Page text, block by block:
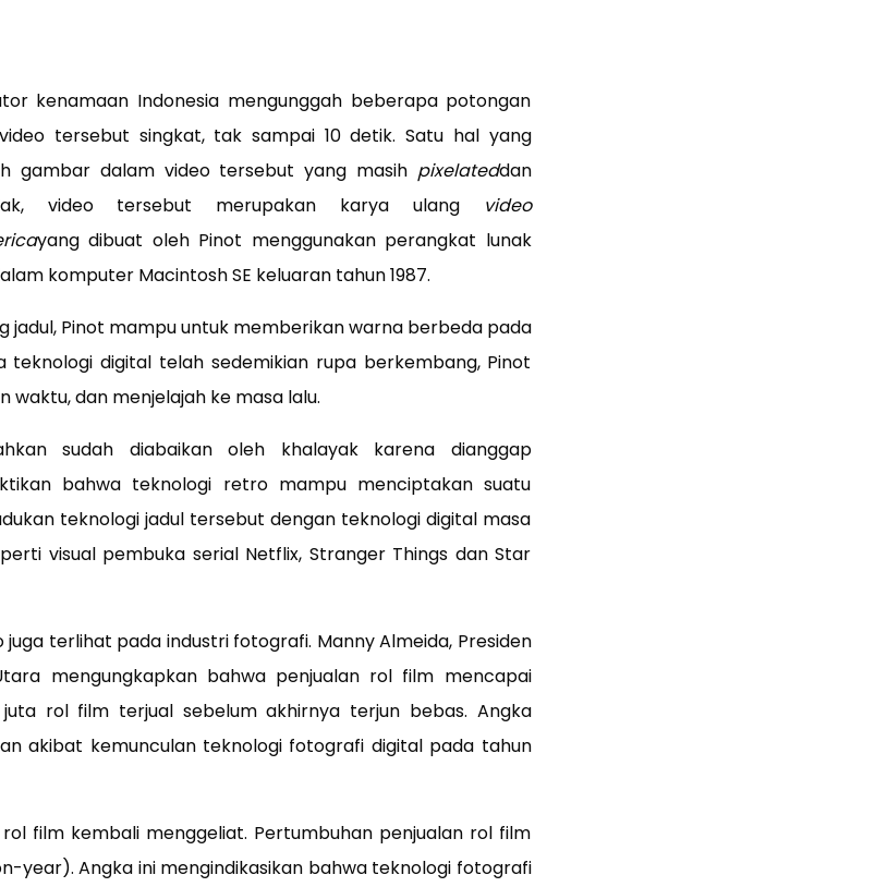
kenamaan Indonesia mengunggah beberapa potongan
tersebut singkat, tak sampai 10 detik. Satu hal yang
gambar dalam video tersebut yang masih pixelateddan
video tersebut merupakan karya ulang
video
yang dibuat oleh Pinot menggunakan perangkat lunak
komputer Macintosh SE keluaran tahun 1987.
jadul, Pinot mampu untuk memberikan warna berbeda pada
teknologi digital telah sedemikian rupa berkembang, Pinot
waktu, dan menjelajah ke masa lalu.
sudah diabaikan oleh khalayak karena dianggap
bahwa teknologi retro mampu menciptakan suatu
teknologi jadul tersebut dengan teknologi digital masa
visual pembuka serial Netflix, Stranger Things dan Star
terlihat pada industri fotografi. Manny Almeida, Presiden
mengungkapkan bahwa penjualan rol film mencapai
rol film terjual sebelum akhirnya terjun bebas. Angka
akibat kemunculan teknologi fotografi digital pada tahun
film kembali menggeliat. Pertumbuhan penjualan rol film
year). Angka ini mengindikasikan bahwa teknologi fotografi